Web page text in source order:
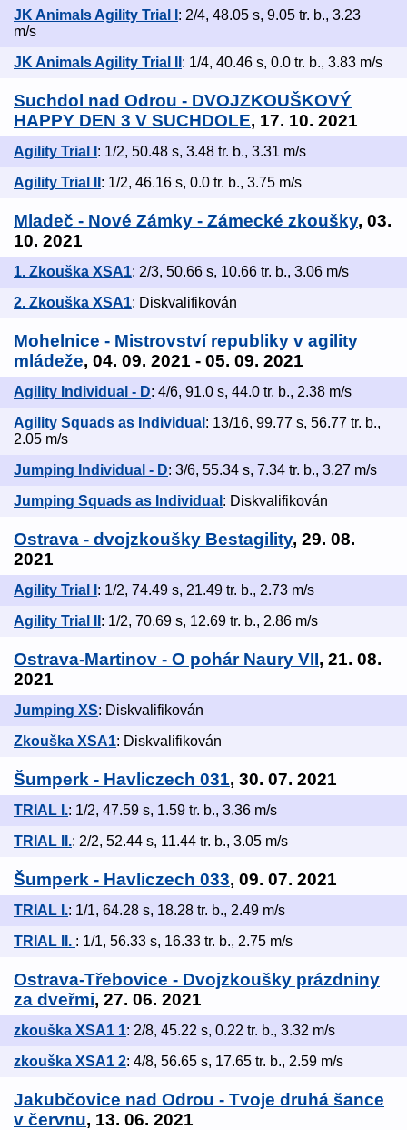
JK Animals Agility Trial I : 2/4, 48.05 s, 9.05 tr. b., 3.23
m/s
JK Animals Agility Trial II : 1/4, 40.46 s, 0.0 tr. b., 3.83 m/s
Suchdol nad Odrou - DVOJZKOUŠKOVÝ
HAPPY DEN 3 V SUCHDOLE, 17. 10. 2021
Agility Trial I : 1/2, 50.48 s, 3.48 tr. b., 3.31 m/s
Agility Trial II : 1/2, 46.16 s, 0.0 tr. b., 3.75 m/s
Mladeč - Nové Zámky - Zámecké zkoušky, 03.
10. 2021
1. Zkouška XSA1: 2/3, 50.66 s, 10.66 tr. b., 3.06 m/s
2. Zkouška XSA1: Diskvalifikován
Mohelnice - Mistrovství republiky v agility
mládeže, 04. 09. 2021 - 05. 09. 2021
Agility Individual - D: 4/6, 91.0 s, 44.0 tr. b., 2.38 m/s
Agility Squads as Individual : 13/16, 99.77 s, 56.77 tr. b.,
2.05 m/s
Jumping Individual - D: 3/6, 55.34 s, 7.34 tr. b., 3.27 m/s
Jumping Squads as Individual : Diskvalifikován
Ostrava - dvojzkoušky Bestagility, 29. 08.
2021
Agility Trial I : 1/2, 74.49 s, 21.49 tr. b., 2.73 m/s
Agility Trial II : 1/2, 70.69 s, 12.69 tr. b., 2.86 m/s
Ostrava-Martinov - O pohár Naury VII, 21. 08.
2021
Jumping XS: Diskvalifikován
Zkouška XSA1: Diskvalifikován
Šumperk - Havliczech 031, 30. 07. 2021
TRIAL I.: 1/2, 47.59 s, 1.59 tr. b., 3.36 m/s
TRIAL II.: 2/2, 52.44 s, 11.44 tr. b., 3.05 m/s
Šumperk - Havliczech 033, 09. 07. 2021
TRIAL I.: 1/1, 64.28 s, 18.28 tr. b., 2.49 m/s
TRIAL II. : 1/1, 56.33 s, 16.33 tr. b., 2.75 m/s
Ostrava-Třebovice - Dvojzkoušky prázdniny
za dveřmi, 27. 06. 2021
zkouška XSA1 1: 2/8, 45.22 s, 0.22 tr. b., 3.32 m/s
zkouška XSA1 2: 4/8, 56.65 s, 17.65 tr. b., 2.59 m/s
Jakubčovice nad Odrou - Tvoje druhá šance
v červnu, 13. 06. 2021